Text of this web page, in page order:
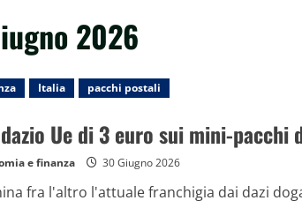
2026
Italia pacchi postali
Ue di 3 euro sui mini-pacchi
e finanza 30 Giugno 2026
fra l'altro l'attuale franchigia dai dazi